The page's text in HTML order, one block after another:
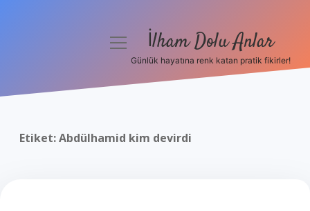
menüyü İlham Dolu Anlar
Günlük hayatına renk katan pratik fikirler!
Etiket:Abdülhamid kim devirdi